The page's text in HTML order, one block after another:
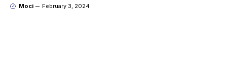
Moci February 3, 2024